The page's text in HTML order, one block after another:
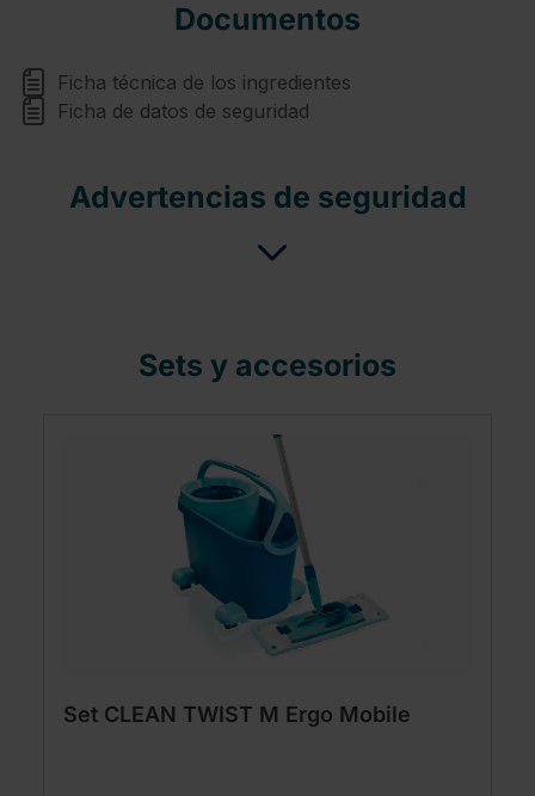
Documentos
Ficha técnica de los ingredientes
Ficha de datos de seguridad
Advertencias de seguridad
Sets y accesorios
Set CLEAN TWIST M Ergo Mobile